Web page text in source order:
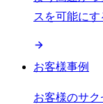
スを可能に
お客様事例
お客様のサ